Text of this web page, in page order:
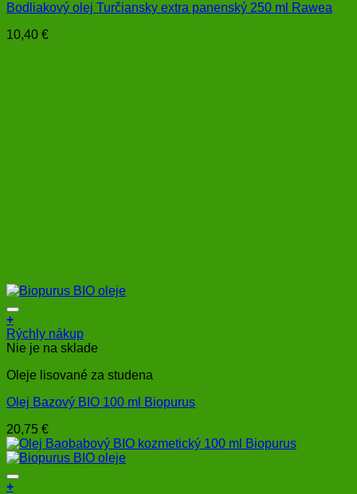
Bodliakový olej Turčiansky extra panenský 250 ml Rawea
10,40 €
+
Rýchly nákup
Nie je na sklade
Oleje lisované za studena
Olej Bazový BIO 100 ml Biopurus
20,75 €
+